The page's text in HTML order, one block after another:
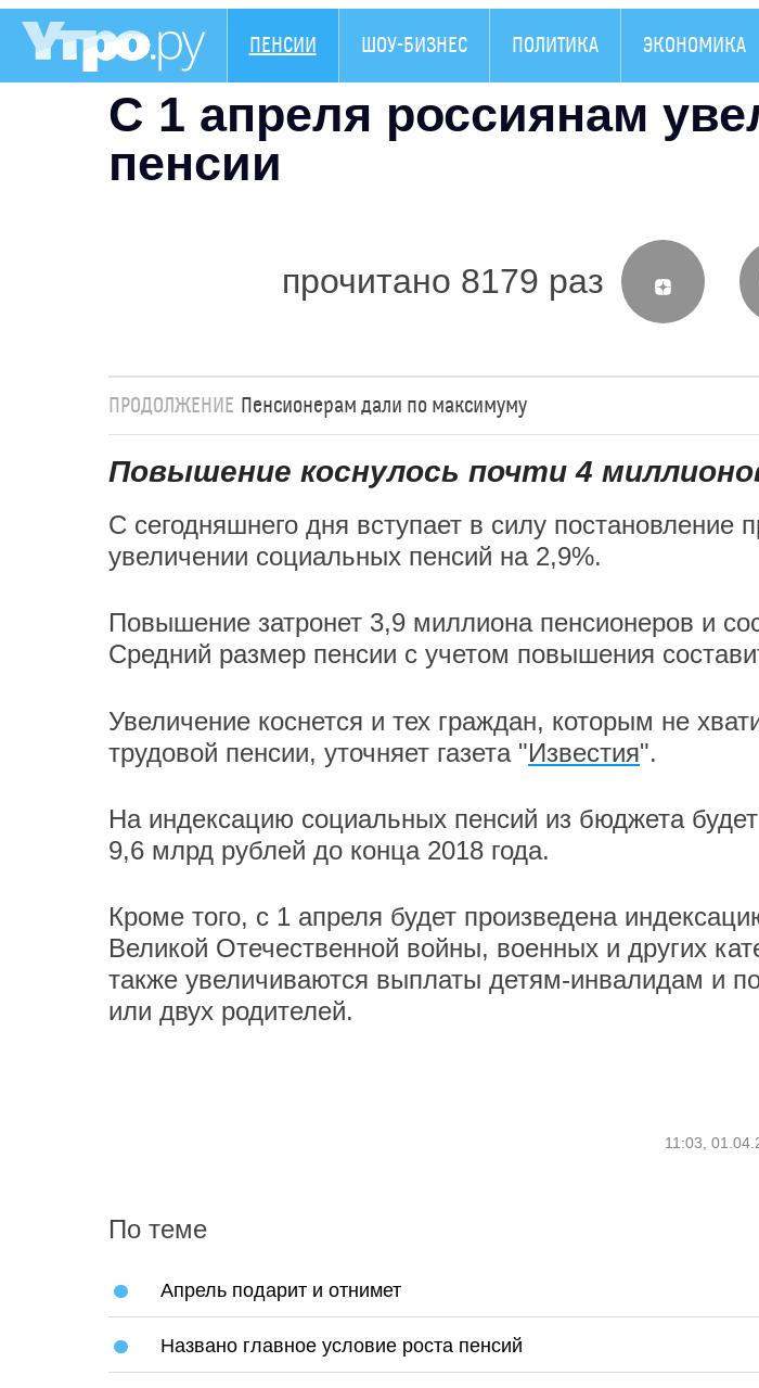
ПЕНСИИ ШОУ-БИЗНЕС ПОЛИТИКА ЭКОНОМИКА
С 1 апреля россиянам
пенсии
прочитано 8179 раз
ПРОДОЛЖЕНИЕ Пенсионерам дали по максимуму
Повышение коснулось почти 4
С сегодняшнего дня вступает в силу постановление
увеличении социальных пенсий на 2,9%.
Повышение затронет 3,9 миллиона пенсионеров и
Средний размер пенсии с учетом повышения
Увеличение коснется и тех граждан, которым не
трудовой пенсии, уточняет газета "Известия".
На индексацию социальных пенсий из бюджета
9,6 млрд рублей до конца 2018 года.
Кроме того, с 1 апреля будет произведена
Великой Отечественной войны, военных и других
также увеличиваются выплаты детям-инвалидам и
или двух родителей.
11:03,
По теме
Апрель подарит и отнимет
Названо главное условие роста пенсий